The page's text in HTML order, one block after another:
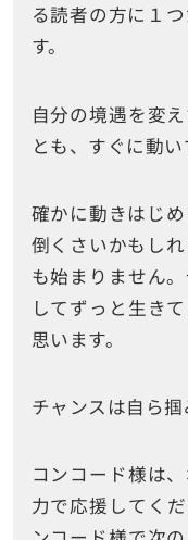
る読者の方に１
す。
自分の境遇を変
とも、すぐに動い
確かに動きはじ
倒くさいかもし
も始まりません
してずっと生き
思います。
チャンスは自ら掴
コンコード様は
力で応援してく